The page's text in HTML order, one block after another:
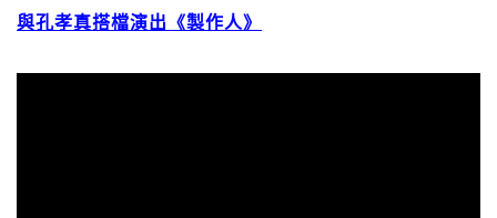
與孔孝真搭檔演出《製作人》